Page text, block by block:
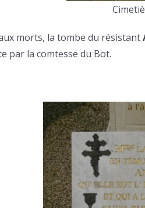
morts, la tombe du résistant
par la comtesse du Bot.